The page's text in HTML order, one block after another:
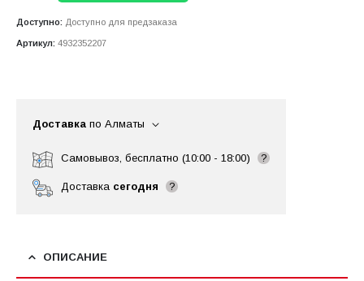
Доступно: Доступно для предзаказа
Артикул: 4932352207
Доставка по Алматы
Самовывоз, бесплатно (10:00 - 18:00) ?
Доставка сегодня ?
ОПИСАНИЕ